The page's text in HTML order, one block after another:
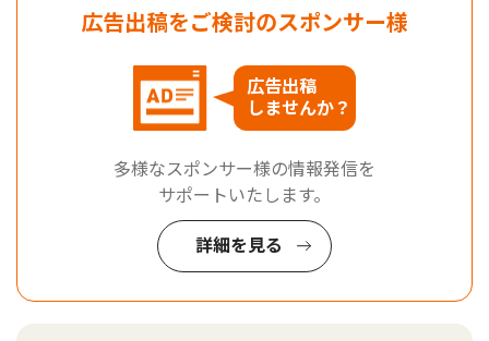
広告出稿をご検討のスポンサー様
広告出稿
しませんか？
多様なスポンサー様の情報発信を
サポートいたします。
詳細を見る